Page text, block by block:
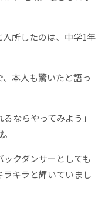
所したのは、中学1年
本人も驚いたと語っ
ならやってみよう」
クダンサーとしても
キラと輝いていまし